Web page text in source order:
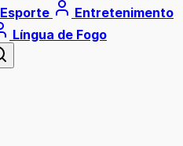
Esporte
Entretenimento
Língua de Fogo